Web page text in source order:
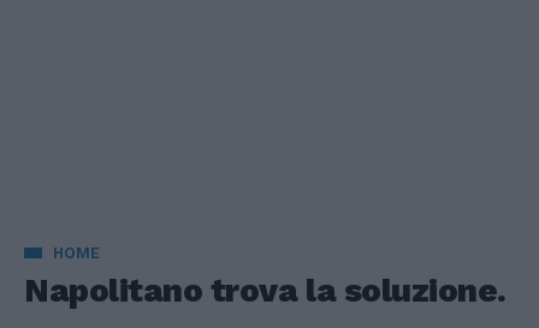
HOME
Napolitano trova la soluzione.